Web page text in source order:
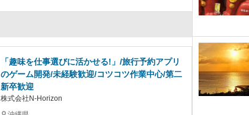
「趣味を仕事選びに活かせる!」/旅行予約アプリ
のゲーム開発/未経験歓迎/コツコツ作業中心/第二
新卒歓迎
株式会社N-Horizon